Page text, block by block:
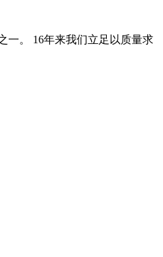
一。 16年来我们立足以质量求